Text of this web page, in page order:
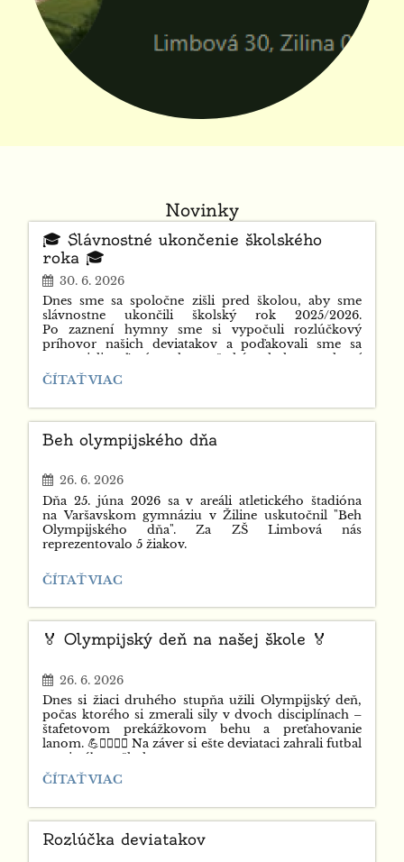
Novinky
🎓 Slávnostné ukončenie školského
roka 🎓
30. 6. 2026
Dnes sme sa spoločne zišli pred školou, aby sme
slávnostne ukončili školský rok 2025/2026.
Po zaznení hymny sme si vypočuli rozlúčkový
príhovor našich deviatakov a poďakovali sme sa
a popriali veľa úspechov všetkým kolegom, ktorí
odchádzajú na novú životnú cestu. 💙
vďaky, spomienky na krásne spoločné chvíle. ❤️
🎓
ŠKOLSKÉHO
ROKA
ČÍTAŤ VIAC
Beh olympijského dňa
26. 6. 2026
Dňa 25. júna 2026 sa v areáli atletického štadióna
na Varšavskom gymnáziu v Žiline uskutočnil "Beh
Olympijského dňa". Za ZŠ Limbová nás
reprezentovalo 5 žiakov.
2.B Nino Andrej P. (5.miesto), 3.C Alenka J. (10.
miesto), 6.A Paulína H. (4. miesto), 6.A Maximiliám N.
BEH
DŇA:
ČÍTAŤ VIAC
🏅 Olympijský deň na našej škole 🏅
26. 6. 2026
Dnes si žiaci druhého stupňa užili Olympijský deň,
počas ktorého si zmerali sily v dvoch disciplínach –
štafetovom prekážkovom behu a preťahovanie
lanom. 💪🏃‍♀️🏃‍♂️ Na záver si ešte deviataci zahrali futbal
proti výberu školy.
Hoci sme spoznali víťazov jednotlivých súťaží, oveľa
dopoludnia nechýbalo férové súperenie, vzájomné
povzbudzovanie, hlasné fandenie a skvelá atmosféra.
🏅
DEŇ
NA
NAŠEJ
ČÍTAŤ VIAC
Rozlúčka deviatakov